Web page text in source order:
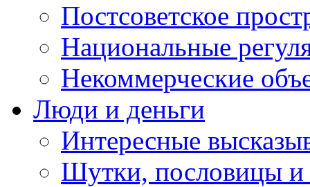
Постсоветское
Национальные
Некоммерческие
Люди и деньги
Интересные
Шутки, пословицы и